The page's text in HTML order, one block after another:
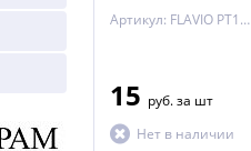
Артикул: FLAVIO PT1 GOLD
15 руб.за шт
Нет в наличии